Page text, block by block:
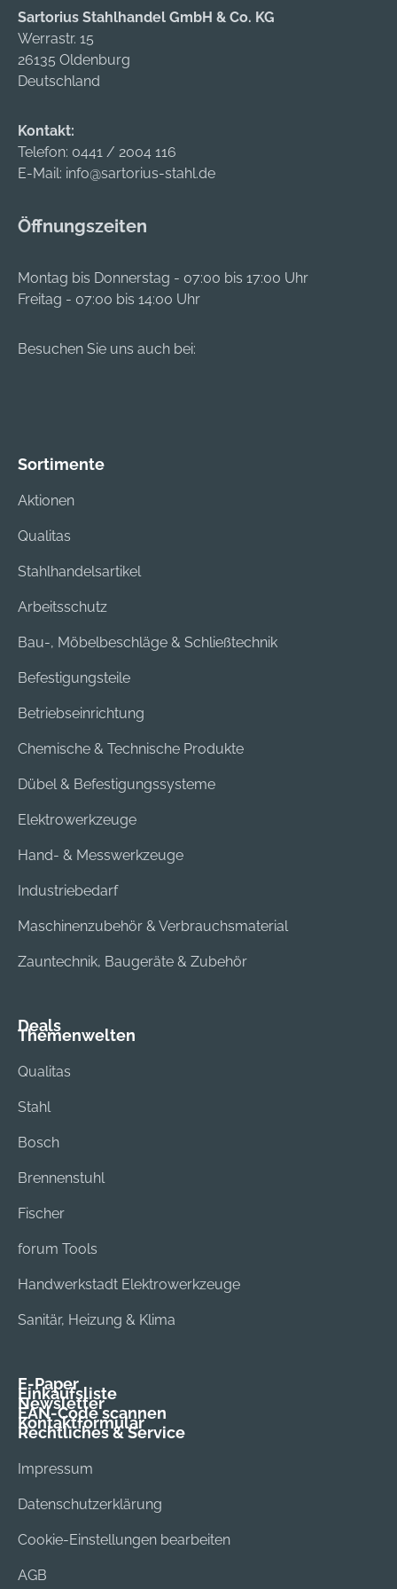
Sartorius Stahlhandel GmbH & Co. KG
Werrastr. 15
26135 Oldenburg
Deutschland
Kontakt:
Telefon: 0441 / 2004 116
E-Mail: info@sartorius-stahl.de
Öffnungszeiten
Montag bis Donnerstag - 07:00 bis 17:00 Uhr
Freitag - 07:00 bis 14:00 Uhr
Besuchen Sie uns auch bei:
Sortimente
Aktionen
Qualitas
Stahlhandelsartikel
Arbeitsschutz
Bau-, Möbelbeschläge & Schließtechnik
Befestigungsteile
Betriebseinrichtung
Chemische & Technische Produkte
Dübel & Befestigungssysteme
Elektrowerkzeuge
Hand- & Messwerkzeuge
Industriebedarf
Maschinenzubehör & Verbrauchsmaterial
Zauntechnik, Baugeräte & Zubehör
Deals
Themenwelten
Qualitas
Stahl
Bosch
Brennenstuhl
Fischer
forum Tools
Handwerkstadt Elektrowerkzeuge
Sanitär, Heizung & Klima
E-Paper
Einkaufsliste
Newsletter
EAN-Code scannen
Kontaktformular
Rechtliches & Service
Impressum
Datenschutzerklärung
Cookie-Einstellungen bearbeiten
AGB